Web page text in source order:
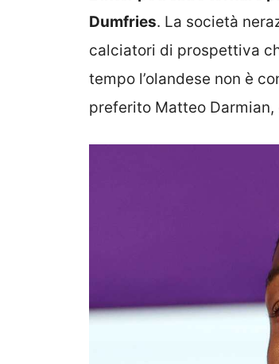
Dumfries. La società
calciatori di prospettiva
tempo l’olandese non è
preferito Matteo